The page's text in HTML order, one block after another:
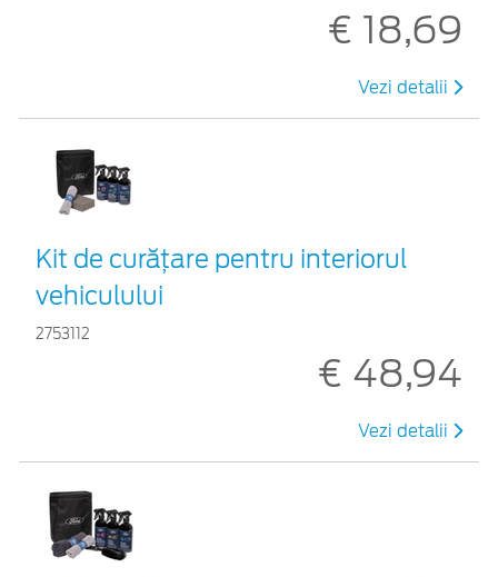
€ 18,69
Vezi detalii
Kit de curățare pentru interiorul
vehiculului
2753112
€ 48,94
Vezi detalii